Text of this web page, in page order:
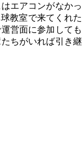
エアコンがなかっ
教室で来てくれた
営面に参加しても
ちがいれば引き継